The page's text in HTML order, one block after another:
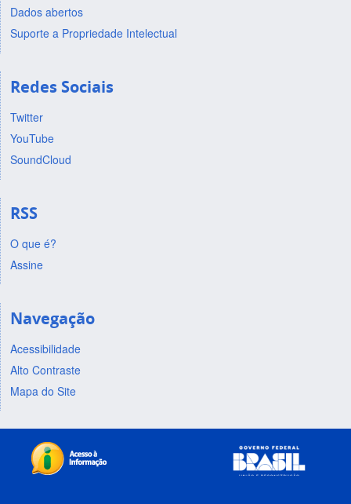
Dados abertos
Suporte a Propriedade Intelectual
Redes Sociais
Twitter
YouTube
SoundCloud
RSS
O que é?
Assine
Navegação
Acessibilidade
Alto Contraste
Mapa do Site